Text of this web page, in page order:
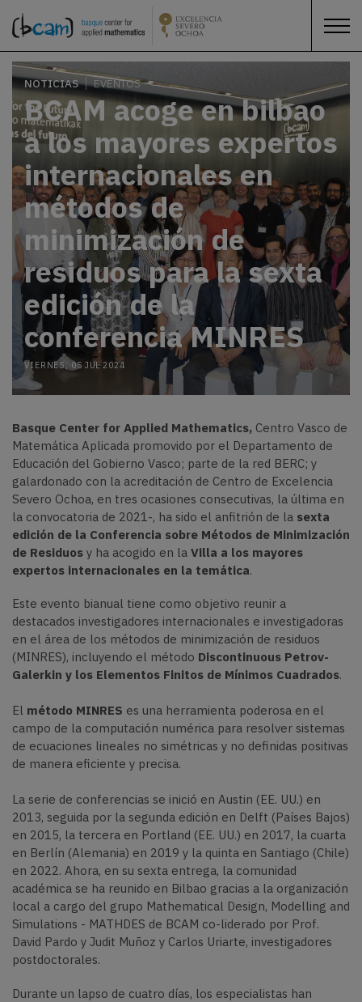
NOTICIAS EVENTOS
BCAM acoge en bilbao
a los mayores expertos
internacionales en
métodos de
minimización de
residuos para la sexta
edición de la
conferencia MINRES
VIERNES, 05 JUL 2024
Basque Center for Applied Mathematics, Centro Vasco de
Matemática Aplicada promovido por el Departamento de
Educación del Gobierno Vasco; parte de la red BERC; y
galardonado con la acreditación de Centro de Excelencia
Severo Ochoa, en tres ocasiones consecutivas, la última en
la convocatoria de 2021-, ha sido el anfitrión de la sexta
edición de la Conferencia sobre Métodos de Minimización
de Residuos y ha acogido en la Villa a los mayores
expertos internacionales en la temática.
Este evento bianual tiene como objetivo reunir a
destacados investigadores internacionales e investigadoras
en el área de los métodos de minimización de residuos
(MINRES), incluyendo el método Discontinuous Petrov-
Galerkin y los Elementos Finitos de Mínimos Cuadrados.
El método MINRES es una herramienta poderosa en el
campo de la computación numérica para resolver sistemas
de ecuaciones lineales no simétricas y no definidas positivas
de manera eficiente y precisa.
La serie de conferencias se inició en Austin (EE. UU.) en
2013, seguida por la segunda edición en Delft (Países Bajos)
en 2015, la tercera en Portland (EE. UU.) en 2017, la cuarta
en Berlín (Alemania) en 2019 y la quinta en Santiago (Chile)
en 2022. Ahora, en su sexta entrega, la comunidad
académica se ha reunido en Bilbao gracias a la organización
local a cargo del grupo Mathematical Design, Modelling and
Simulations - MATHDES de BCAM co-liderado por Prof.
David Pardo y Judit Muñoz y Carlos Uriarte, investigadores
postdoctorales.
Durante un lapso de cuatro días, los especialistas han